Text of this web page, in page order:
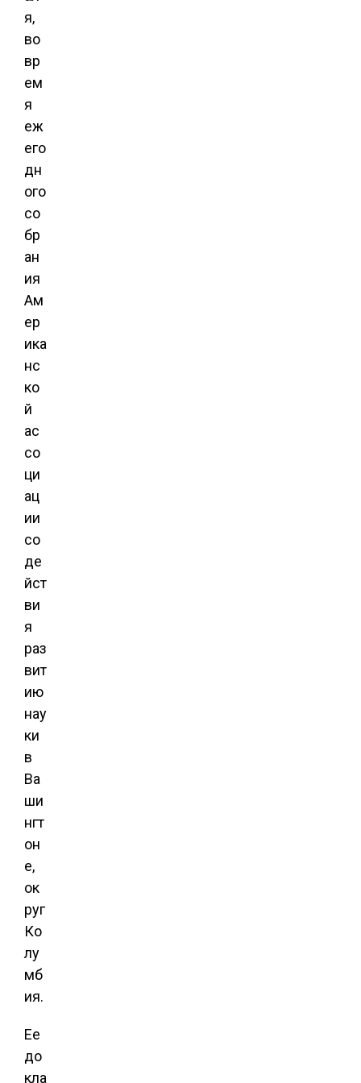
я,
во
вр
ем
я
еж
его
дн
ого
со
бр
ан
ия
Ам
ер
ика
нс
ко
й
ас
со
ци
ац
ии
со
де
йст
ви
я
раз
вит
ию
нау
ки
в
Ва
ши
нгт
он
е,
ок
руг
Ко
лу
мб
ия.
Ее
до
кла